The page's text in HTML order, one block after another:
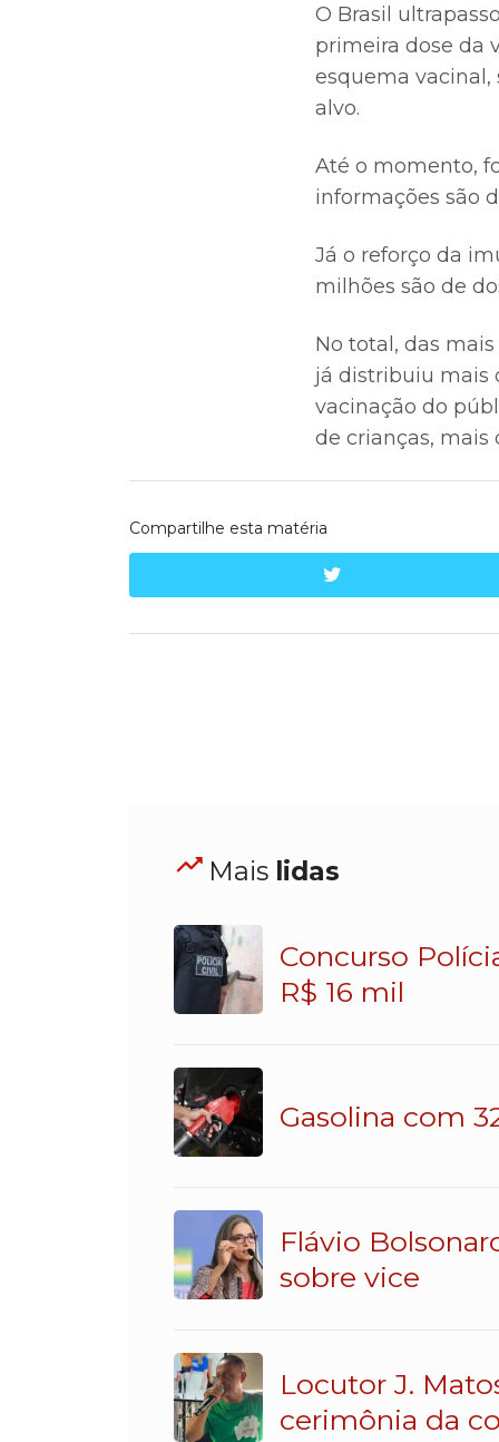
O Brasil
primeira dose da
esquema vacinal,
alvo.
Até o momento,
informações são
Já o reforço da
milhões são de
No total, das
já distribuiu mais
vacinação do
de crianças, mais
Compartilhe esta matéria
Mais lidas
Concurso
R$ 16 mil
Gasolina com
Flávio
sobre vice
Locutor J.
cerimônia da